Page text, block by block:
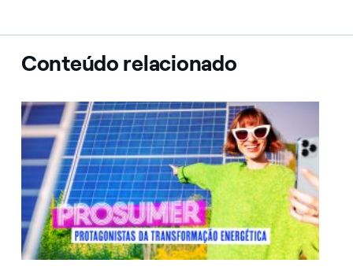
Conteúdo relacionado